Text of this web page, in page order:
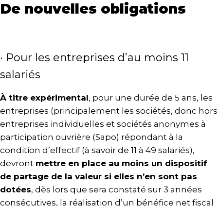
De nouvelles obligations
· Pour les entreprises d’au moins 11
salariés
À titre expérimental, pour une durée de 5 ans, les
entreprises (principalement les sociétés, donc hors
entreprises individuelles et sociétés anonymes à
participation ouvrière (Sapo) répondant à la
condition d’effectif (à savoir de 11 à 49 salariés),
devront mettre en place au moins un dispositif
de partage de la valeur si elles n’en sont pas
dotées, dès lors que sera constaté sur 3 années
consécutives, la réalisation d’un bénéfice net fiscal